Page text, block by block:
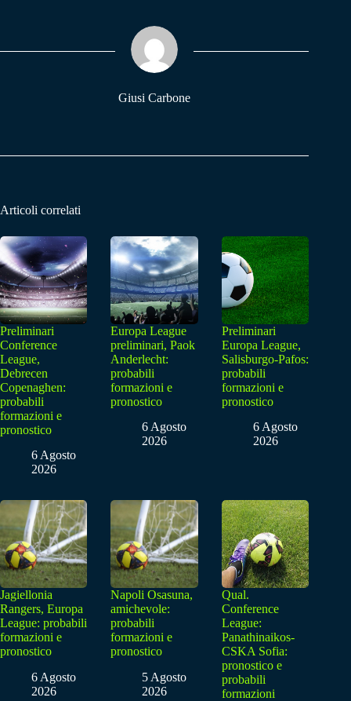
pp m
Giusi Carbone
Articoli correlati
Preliminari
Conference
League,
Debrecen
Copenaghen:
probabili
formazioni e
pronostico
6 Agosto
2026
Europa League
preliminari, Paok
Anderlecht:
probabili
formazioni e
pronostico
6 Agosto
2026
Preliminari
Europa League,
Salisburgo-Pafos:
probabili
formazioni e
pronostico
6 Agosto
2026
Jagiellonia
Rangers, Europa
League: probabili
formazioni e
pronostico
6 Agosto
2026
Napoli Osasuna,
amichevole:
probabili
formazioni e
pronostico
5 Agosto
2026
Qual.
Conference
League:
Panathinaikos-
CSKA Sofia:
pronostico e
probabili
formazioni